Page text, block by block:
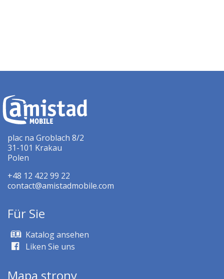
plac na Groblach 8/2
31-101 Krakau
Polen
+48 12 422 99 22
contact@amistadmobile.com
Für Sie
Katalog ansehen
Liken Sie uns
Mapa strony